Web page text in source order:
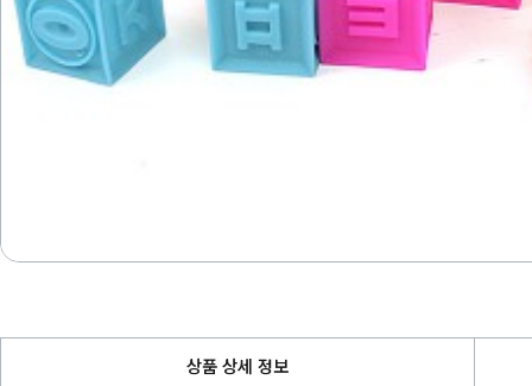
상품 상세 정보